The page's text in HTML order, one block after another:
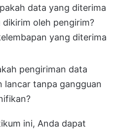
data yang diterima
dikirim oleh pengirim?
yang diterima
pengiriman data
lancar tanpa gangguan
ini, Anda dapat